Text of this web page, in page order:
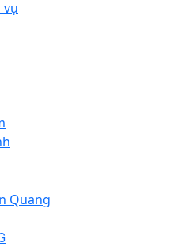
vụ
Quang